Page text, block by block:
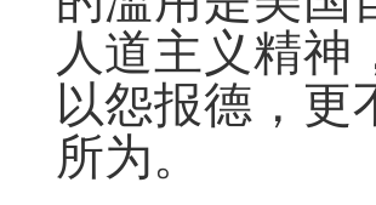
人道主义精
以怨报德，更
所为。